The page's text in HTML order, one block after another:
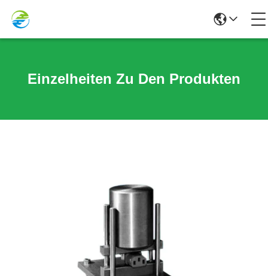
Einzelheiten Zu Den Produkten